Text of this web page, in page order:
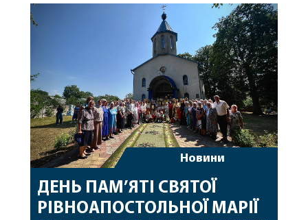
священному сані. Під час богослужіння підносилися
особливі молитви за мир в Україні, за воїнів, які
Новини
ДЕНЬ ПАМ’ЯТІ СВЯТОЇ
РІВНОАПОСТОЛЬНОЇ МАРІЇ